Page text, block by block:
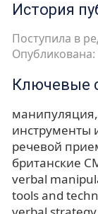
История
Поступила в
Опубликована:
Ключевые
манипуляция
инструменты
речевой
британские
verbal
tools and